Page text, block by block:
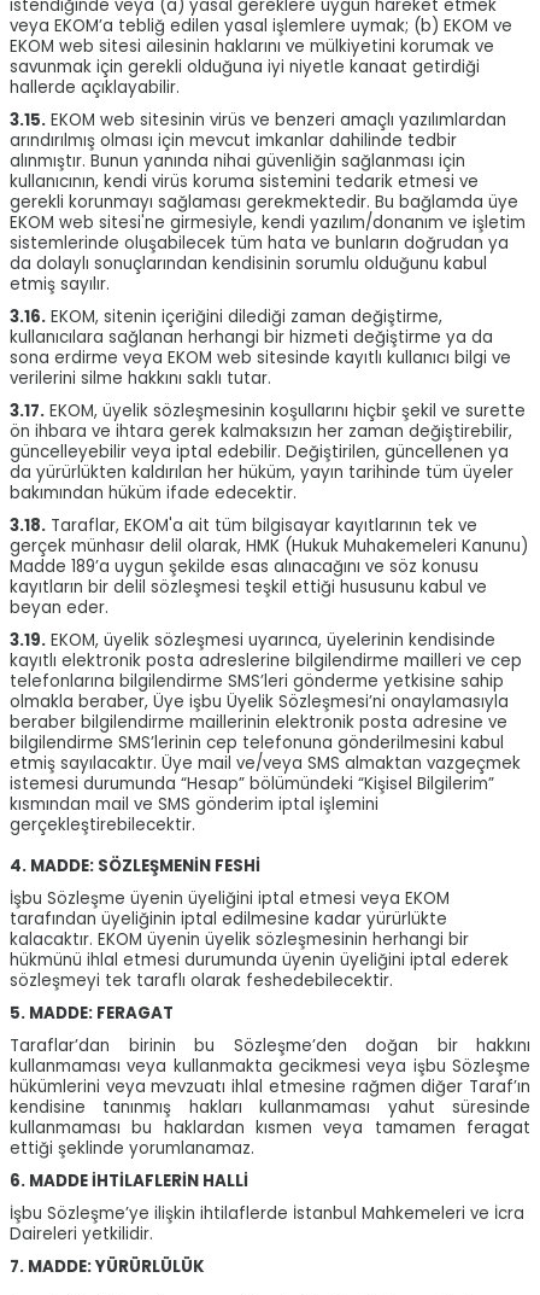
istendiğinde veya (a) yasal gereklere uygun hareket etmek
veya EKOM’a tebliğ edilen yasal işlemlere uymak; (b) EKOM ve
EKOM web sitesi ailesinin haklarını ve mülkiyetini korumak ve
savunmak için gerekli olduğuna iyi niyetle kanaat getirdiği
hallerde açıklayabilir.
3.15. EKOM web sitesinin virüs ve benzeri amaçlı yazılımlardan
arındırılmış olması için mevcut imkanlar dahilinde tedbir
alınmıştır. Bunun yanında nihai güvenliğin sağlanması için
kullanıcının, kendi virüs koruma sistemini tedarik etmesi ve
gerekli korunmayı sağlaması gerekmektedir. Bu bağlamda üye
EKOM web sitesi'ne girmesiyle, kendi yazılım/donanım ve işletim
sistemlerinde oluşabilecek tüm hata ve bunların doğrudan ya
da dolaylı sonuçlarından kendisinin sorumlu olduğunu kabul
etmiş sayılır.
3.16. EKOM, sitenin içeriğini dilediği zaman değiştirme,
kullanıcılara sağlanan herhangi bir hizmeti değiştirme ya da
sona erdirme veya EKOM web sitesinde kayıtlı kullanıcı bilgi ve
verilerini silme hakkını saklı tutar.
3.17. EKOM, üyelik sözleşmesinin koşullarını hiçbir şekil ve surette
ön ihbara ve ihtara gerek kalmaksızın her zaman değiştirebilir,
güncelleyebilir veya iptal edebilir. Değiştirilen, güncellenen ya
da yürürlükten kaldırılan her hüküm, yayın tarihinde tüm üyeler
bakımından hüküm ifade edecektir.
3.18. Taraflar, EKOM'a ait tüm bilgisayar kayıtlarının tek ve
gerçek münhasır delil olarak, HMK (Hukuk Muhakemeleri Kanunu)
Madde 189’a uygun şekilde esas alınacağını ve söz konusu
kayıtların bir delil sözleşmesi teşkil ettiği hususunu kabul ve
beyan eder.
3.19. EKOM, üyelik sözleşmesi uyarınca, üyelerinin kendisinde
kayıtlı elektronik posta adreslerine bilgilendirme mailleri ve cep
telefonlarına bilgilendirme SMS’leri gönderme yetkisine sahip
olmakla beraber, Üye işbu Üyelik Sözleşmesi’ni onaylamasıyla
beraber bilgilendirme maillerinin elektronik posta adresine ve
bilgilendirme SMS’lerinin cep telefonuna gönderilmesini kabul
etmiş sayılacaktır. Üye mail ve/veya SMS almaktan vazgeçmek
istemesi durumunda “Hesap” bölümündeki “Kişisel Bilgilerim”
kısmından mail ve SMS gönderim iptal işlemini
gerçekleştirebilecektir.
4. MADDE: SÖZLEŞMENİN FESHİ
İşbu Sözleşme üyenin üyeliğini iptal etmesi veya EKOM
tarafından üyeliğinin iptal edilmesine kadar yürürlükte
kalacaktır. EKOM üyenin üyelik sözleşmesinin herhangi bir
hükmünü ihlal etmesi durumunda üyenin üyeliğini iptal ederek
sözleşmeyi tek taraflı olarak feshedebilecektir.
5. MADDE: FERAGAT
Taraflar’dan birinin bu Sözleşme’den doğan bir hakkını
kullanmaması veya kullanmakta gecikmesi veya işbu Sözleşme
hükümlerini veya mevzuatı ihlal etmesine rağmen diğer Taraf’ın
kendisine tanınmış hakları kullanmaması yahut süresinde
kullanmaması bu haklardan kısmen veya tamamen feragat
ettiği şeklinde yorumlanamaz.
6. MADDE İHTİLAFLERİN HALLİ
İşbu Sözleşme’ye ilişkin ihtilaflerde İstanbul Mahkemeleri ve İcra
Daireleri yetkilidir.
7. MADDE: YÜRÜRLÜLÜK